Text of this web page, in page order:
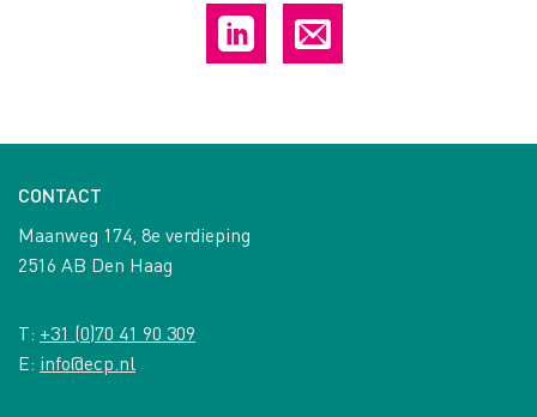
CONTACT
Maanweg 174, 8e verdieping
2516 AB Den Haag
T: +31 (0)70 41 90 309
E: info@ecp.nl